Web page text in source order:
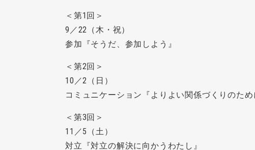
＜第1回＞
9／22（木・祝）
参加『そうだ、参加しよう』
＜第2回＞
10／2（日）
コミュニケーション『よりよい関係づくりのため
＜第3回＞
11／5（土）
対立『対立の解決に向かうわたし』